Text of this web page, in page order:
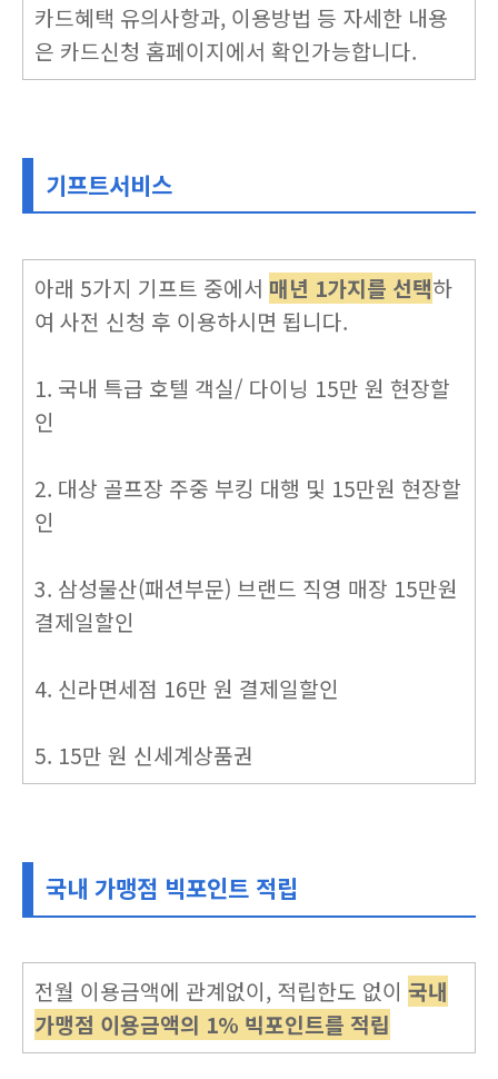
카드혜택 유의사항과, 이용방법 등 자세한 내용
은 카드신청 홈페이지에서 확인가능합니다.
기프트서비스
아래 5가지 기프트 중에서 매년 1가지를 선택하
여 사전 신청 후 이용하시면 됩니다.
1. 국내 특급 호텔 객실/ 다이닝 15만 원 현장할
인
2. 대상 골프장 주중 부킹 대행 및 15만원 현장할
인
3. 삼성물산(패션부문) 브랜드 직영 매장 15만원
결제일할인
4. 신라면세점 16만 원 결제일할인
5. 15만 원 신세계상품권
국내 가맹점 빅포인트 적립
전월 이용금액에 관계없이, 적립한도 없이 국내
가맹점 이용금액의 1% 빅포인트를 적립